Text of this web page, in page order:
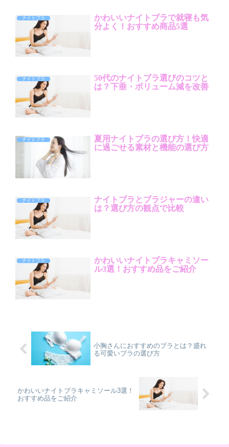
ナイトブラ
かわいいナイトブラで就寝も気
分よく！おすすめ商品5選
ナイトブラ
50代のナイトブラ選びのコツと
は？下垂・ボリューム減を改善
ナイトブラ
夏用ナイトブラの選び方！快適
に過ごせる素材と機能の選び方
ナイトブラ
ナイトブラとブラジャーの違い
は？選び方の観点で比較
ナイトブラ
かわいいナイトブラキャミソー
ル3選！おすすめ品をご紹介
小胸さんにおすすめのブラとは？盛れ
る可愛いブラの選び方
かわいいナイトブラキャミソール3選！
おすすめ品をご紹介